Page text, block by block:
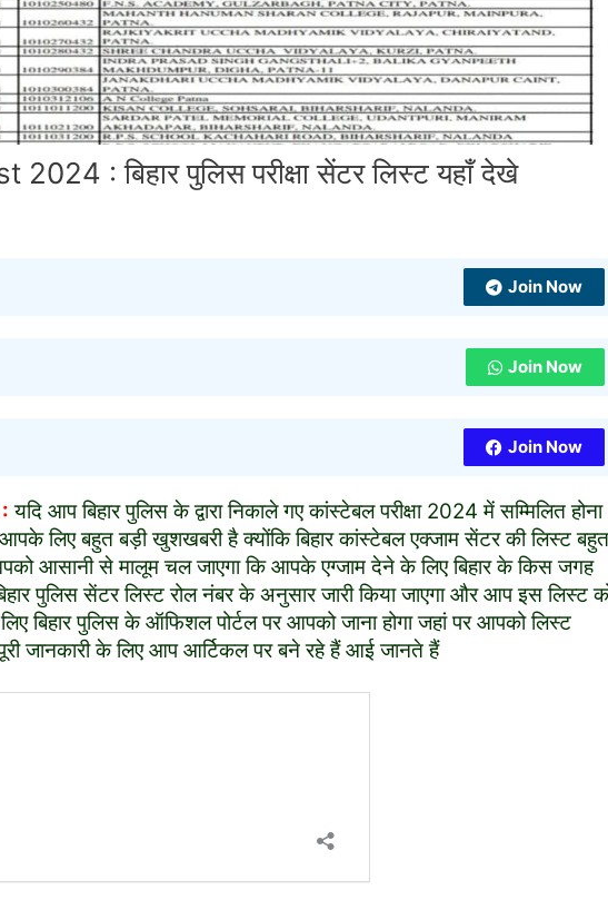
: बिहार पुलिस परीक्षा सेंटर लिस्ट यहाँ देखे
Join Now
Join Now
Join Now
यदि आप बिहार पुलिस के द्वारा निकाले गए कांस्टेबल परीक्षा 2024 में सम्मिलित होना
लिए बहुत बड़ी खुशखबरी है क्योंकि बिहार कांस्टेबल एक्जाम सेंटर की लिस्ट बहुत
आसानी से मालूम चल जाएगा कि आपके एग्जाम देने के लिए बिहार के किस जगह
पुलिस सेंटर लिस्ट रोल नंबर के अनुसार जारी किया जाएगा और आप इस लिस्ट
बिहार पुलिस के ऑफिशल पोर्टल पर आपको जाना होगा जहां पर आपको लिस्ट
जानकारी के लिए आप आर्टिकल पर बने रहे हैं आई जानते हैं